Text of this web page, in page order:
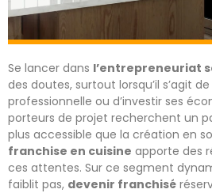
Se lancer dans l’entrepreneuriat
des doutes, surtout lorsqu’il s’agit
professionnelle ou d’investir ses
porteurs de projet recherchent un
plus accessible que la création en
franchise en cuisine apporte des
ces attentes. Sur ce segment
faiblit pas, devenir franchisé